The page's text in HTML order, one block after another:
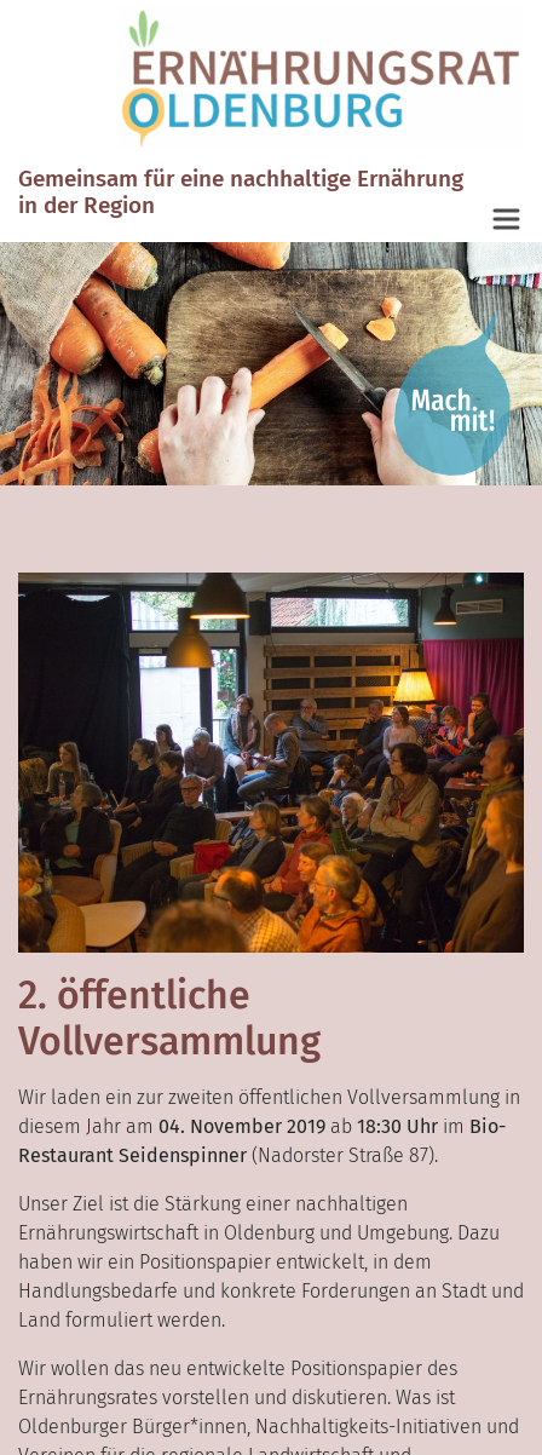
Gemeinsam für eine nachhaltige Ernährung
in der Region
2. öffentliche
Vollversammlung
Wir laden ein zur zweiten öffentlichen Vollversammlung in
diesem Jahr am 04. November 2019 ab 18:30 Uhr im Bio-
Restaurant Seidenspinner (Nadorster Straße 87).
Unser Ziel ist die Stärkung einer nachhaltigen
Ernährungswirtschaft in Oldenburg und Umgebung. Dazu
haben wir ein Positionspapier entwickelt, in dem
Handlungsbedarfe und konkrete Forderungen an Stadt und
Land formuliert werden.
Wir wollen das neu entwickelte Positionspapier des
Ernährungsrates vorstellen und diskutieren. Was ist
Oldenburger Bürger*innen, Nachhaltigkeits-Initiativen und